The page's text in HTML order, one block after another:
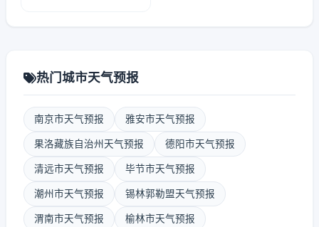
热门城市天气预报
南京市天气预报 雅安市天气预报
果洛藏族自治州天气预报 德阳市天气预报
清远市天气预报 毕节市天气预报
潮州市天气预报 锡林郭勒盟天气预报
渭南市天气预报 榆林市天气预报